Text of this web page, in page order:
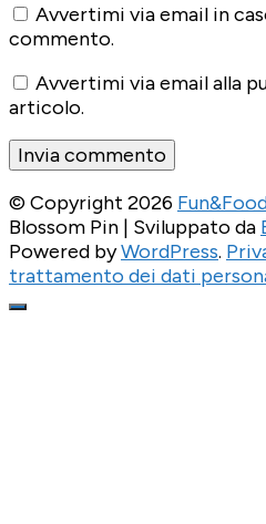
Avvertimi via email in
commento.
Avvertimi via email alla
articolo.
© Copyright 2026
Blossom Pin | Sviluppato da
Powered byWordPress.
trattamento dei dati